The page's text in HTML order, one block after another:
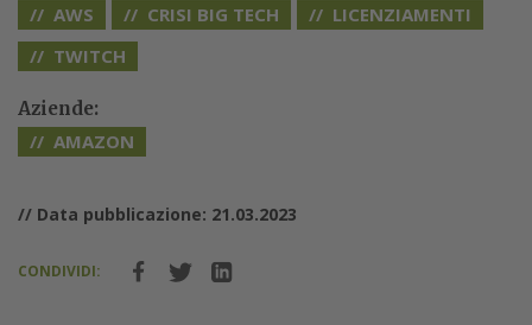
AWS CRISI BIG TECH
LICENZIAMENTI
TWITCH
Aziende:
AMAZON
// Data pubblicazione: 21.03.2023
CONDIVIDI: